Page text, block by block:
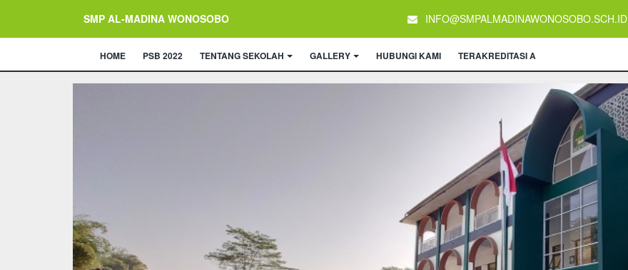
SMP AL-MADINA WONOSOBO INFO@SMPALMADINAWONOSOBO.SCH.ID
HOME PSB 2022 TENTANG SEKOLAH GALLERY HUBUNGI KAMI TERAKREDITASI A